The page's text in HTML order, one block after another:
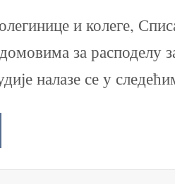
и колеге,
за расподелу
налазе се у